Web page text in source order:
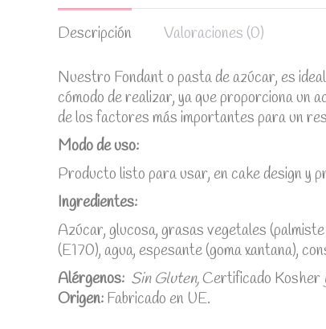
Descripción Valoraciones (0)
Nuestro Fondant o pasta de azúcar, es
cómodo de realizar, ya que proporciona un
de los factores más importantes para un
Modo de uso:
Producto listo para usar, en cake design y
Ingredientes:
Azúcar, glucosa, grasas vegetales
(E170), agua, espesante (goma xantana),
Alérgenos: Sin Gluten,Certificado Kosher
Origen:Fabricado en UE.